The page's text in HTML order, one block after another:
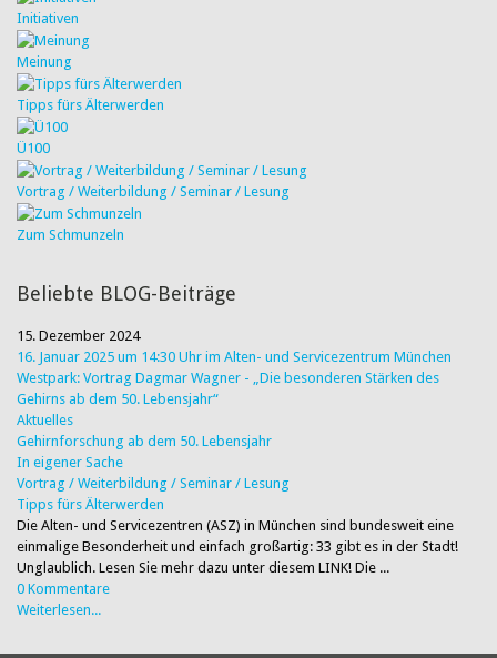
Initiativen
Meinung
Tipps fürs Älterwerden
Ü100
Vortrag / Weiterbildung / Seminar / Lesung
Zum Schmunzeln
Beliebte BLOG-Beiträge
15. Dezember 2024
16. Januar 2025 um 14:30 Uhr im Alten- und Servicezentrum München
Westpark: Vortrag Dagmar Wagner - „Die besonderen Stärken des
Gehirns ab dem 50. Lebensjahr“
Aktuelles
Gehirnforschung ab dem 50. Lebensjahr
In eigener Sache
Vortrag / Weiterbildung / Seminar / Lesung
Tipps fürs Älterwerden
Die Alten- und Servicezentren (ASZ) in München sind bundesweit eine
einmalige Besonderheit und einfach großartig: 33 gibt es in der Stadt!
Unglaublich. Lesen Sie mehr dazu unter diesem LINK! Die ...
0 Kommentare
Weiterlesen...